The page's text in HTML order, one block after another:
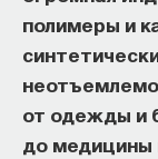
полимеры и
от одежды и
до медицины
Максутов
поможет
в
компаниях
в нашем
с